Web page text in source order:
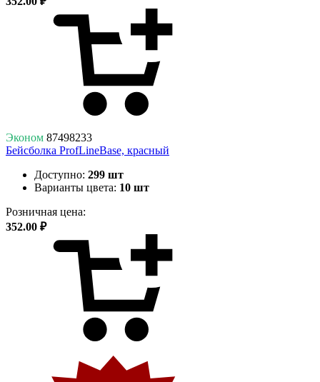
Эконом 87498233
Бейсболка ProfLineBase, красный
Доступно: 299 шт
Варианты цвета: 10 шт
Розничная цена:
352.00 ₽